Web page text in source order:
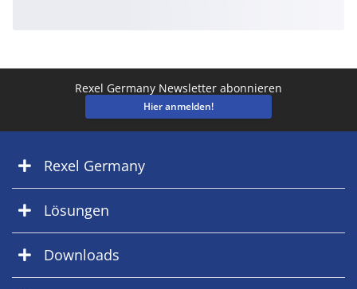
Rexel Germany Newsletter abonnieren
Hier anmelden!
Rexel Germany
Lösungen
Downloads